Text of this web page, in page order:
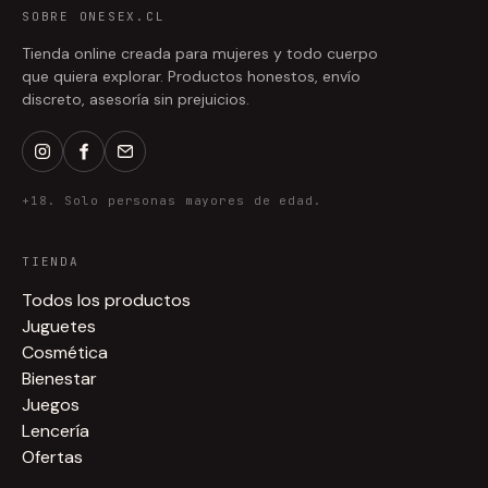
SOBRE ONESEX.CL
Tienda online creada para mujeres y todo cuerpo
que quiera explorar. Productos honestos, envío
discreto, asesoría sin prejuicios.
+18. Solo personas mayores de edad.
TIENDA
Todos los productos
Juguetes
Cosmética
Bienestar
Juegos
Lencería
Ofertas